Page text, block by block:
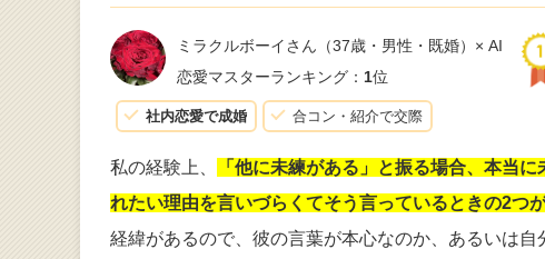
ミラクルボーイさん （37歳・男性・既婚）× AI
恋愛マスターランキング： 1位
社内恋愛で成婚 合コン・紹介で交際
私の経験上、
「他に未練がある」と振る場合、本当
れたい理由を言いづらくてそう言っているときの2つ
経緯があるので、彼の言葉が本心なのか、あるいは